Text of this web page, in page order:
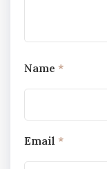
Name *
Email *